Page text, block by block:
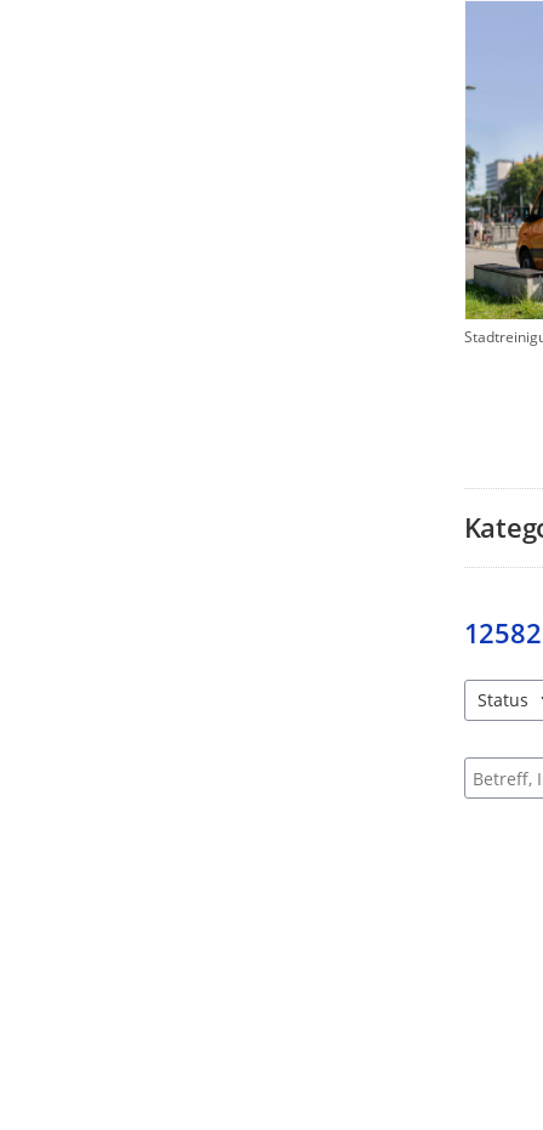
12582
Status
Suche